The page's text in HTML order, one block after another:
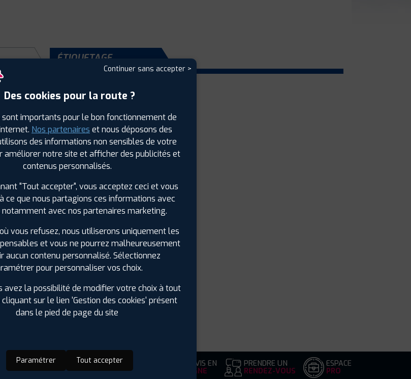
ÉTIQUETAGE
Non
285
30
:19
externe : 75
au roulement :D
sur sol mouillé :C
: 3528706953095
Offres d'emploi DEVIS EN
LIGNE
PRENDRE UN
RENDEZ-VOUS
ESPACE
PRO
Continuer sans accepter >
Des cookies pour la route ?
sont importants pour le bon fonctionnement de
Nos partenaires et nous déposons des
des informations non sensibles de votre
améliorer notre site et afficher des publicités et
contenus personnalisés.
"Tout accepter", vous acceptez ceci et vous
ce que nous partagions ces informations avec
notamment avec nos partenaires marketing.
vous refusez, nous utiliserons uniquement les
et vous ne pourrez malheureusement
aucun contenu personnalisé. Sélectionnez
pour personnaliser vos choix.
avez la possibilité de modifier votre choix à tout
sur le lien 'Gestion des cookies' présent
dans le pied de page du site
Paramétrer Tout accepter